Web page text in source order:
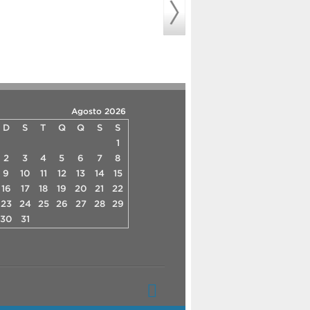
Agosto 2026
D S T Q Q S
S
1
2
3 4 5 6 7
8
9
10 11 12 13 14
15
16
17 18 19 20 21
22
23
24 25 26 27 28
29
30
31